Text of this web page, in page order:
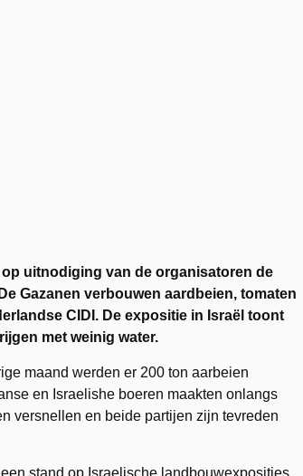
uitnodiging van de organisatoren de
Gazanen verbouwen aardbeien, tomaten
CIDI. De expositie in Israël toont
met weinig water.
maand werden er 200 ton aarbeien
en Israelishe boeren maakten onlangs
versnellen en beide partijen zijn tevreden
stand op Israelische landbouwexposities